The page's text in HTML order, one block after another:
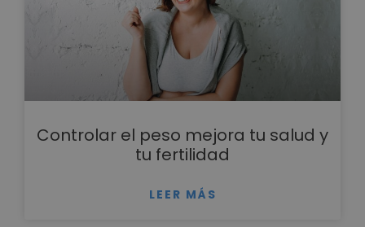
Controlar el peso mejora tu salud y
tu fertilidad
LEER MÁS